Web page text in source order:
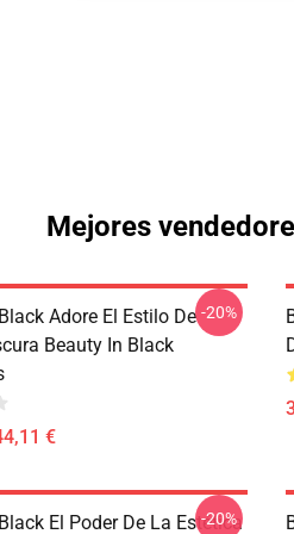
Mejores
Adore El Estilo De
Beauty In Black
€
-20%
El Poder De La Estética
-20%